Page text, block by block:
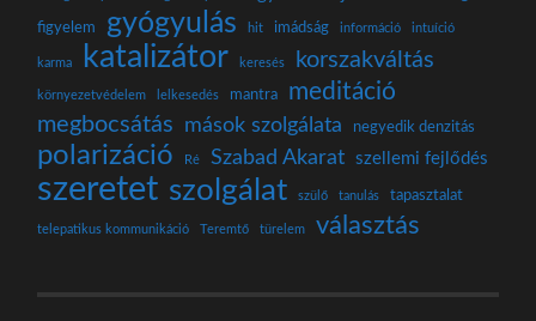
figyelem
gyógyulás hit imádság információ intuíció
karma katalizátor keresés korszakváltás
környezetvédelem lelkesedés mantra meditáció
megbocsátás mások szolgálata negyedik denzitás
polarizáció Ré Szabad Akarat szellemi fejlődés
szeretet szolgálat szülő tanulás tapasztalat
telepatikus kommunikáció Teremtő türelem választás